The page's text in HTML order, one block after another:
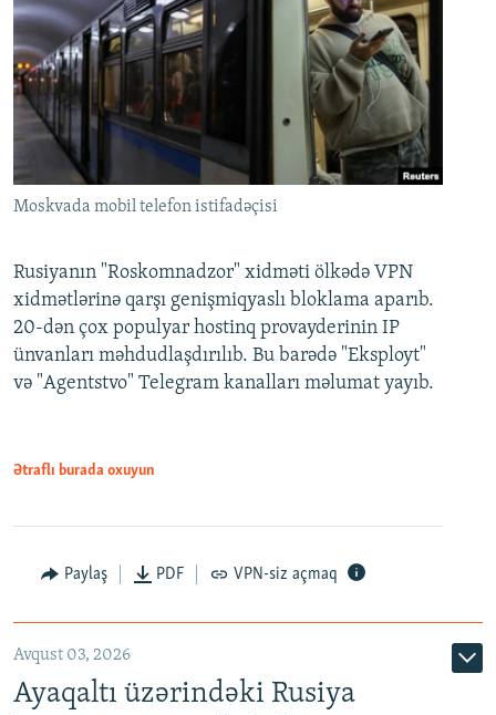
Moskvada mobil telefon istifadəçisi
Rusiyanın "Roskomnadzor" xidməti ölkədə VPN
xidmətlərinə qarşı genişmiqyaslı bloklama aparıb.
20-dən çox populyar hostinq provayderinin IP
ünvanları məhdudlaşdırılıb. Bu barədə "Eksployt"
və "Agentstvo" Telegram kanalları məlumat yayıb.
Ətraflı burada oxuyun
Paylaş PDF VPN-siz açmaq
Avqust 03, 2026
Ayaqaltı üzərindəki Rusiya